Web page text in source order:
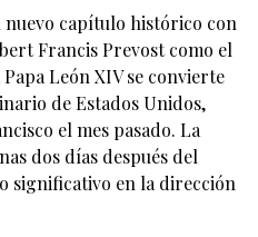
capítulo histórico con
Francis Prevost como el
León XIV se convierte
de Estados Unidos,
el mes pasado. La
dos días después del
significativo en la dirección